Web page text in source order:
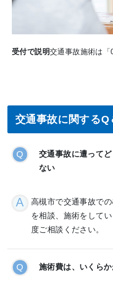
受付で説明交通事故施術は「
交通事故に関するQ
交通事故に遭って
ない
高槻市で交通事故で
を相談、施術をして
度ご相談ください。
施術費は、いくら